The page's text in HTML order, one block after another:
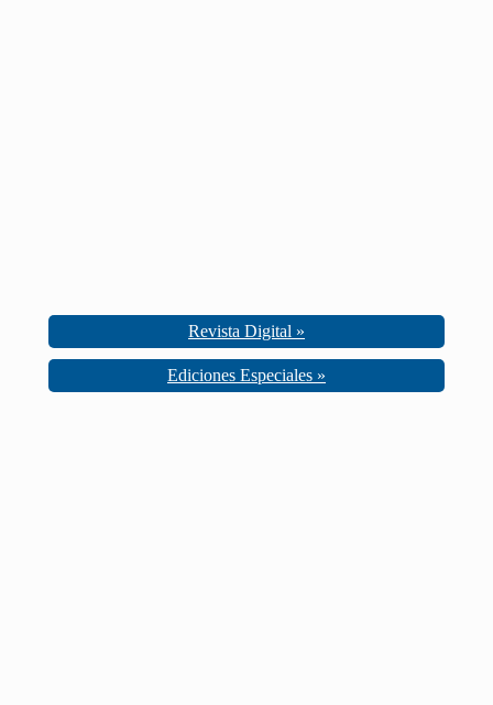
Revista Digital »
Ediciones Especiales »